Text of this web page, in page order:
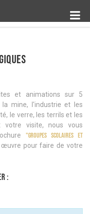
et animations sur 5
la mine, l'industrie et les
le verre, les terrils et les
votre visite, nous vous
"Groupes scolaires et
œuvre pour faire de votre
: